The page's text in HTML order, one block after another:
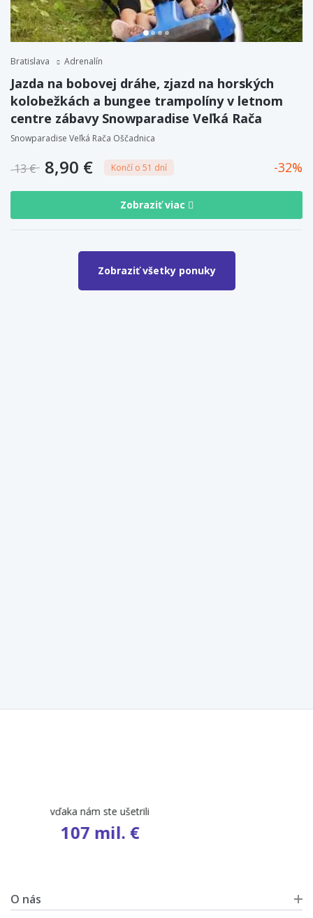
Bratislava Adrenalín
Jazda na bobovej dráhe, zjazd na horských
kolobežkách a bungee trampolíny v letnom
centre zábavy Snowparadise Veľká Rača
Snowparadise Veľká Rača Oščadnica
13 € 8,90 € Končí o 51 dní 32
Zobraziť viac
Zobraziť všetky ponuky
počet ponúk
9 503
O nás